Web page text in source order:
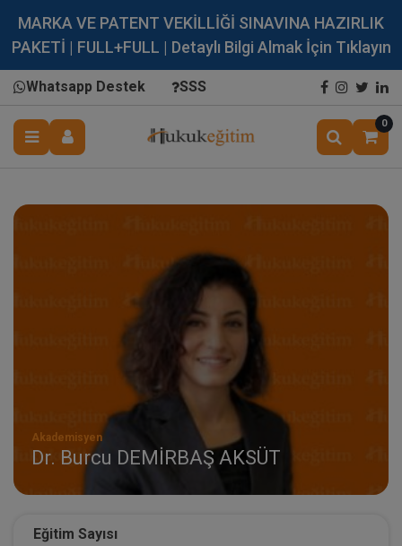
MARKA VE PATENT VEKİLLİĞİ SINAVINA HAZIRLIK
PAKETİ | FULL+FULL | Detaylı Bilgi Almak İçin Tıklayın
Whatsapp Destek SSS
0
Akademisyen
Dr. Burcu DEMİRBAŞ AKSÜT
Eğitim Sayısı